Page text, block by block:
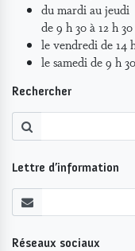
du mardi au jeudi
de 9 h 30 à 12 h
le vendredi de 14
le samedi de 9 h
Rechercher
Lettre d’information
Réseaux sociaux